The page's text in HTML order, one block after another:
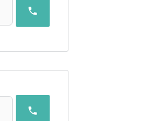
phone
phone